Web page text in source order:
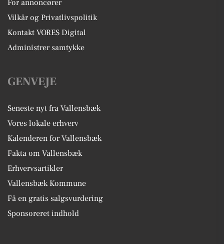
For annoncører
Vilkår og Privatlivspolitik
Kontakt VORES Digital
Administrer samtykke
GENVEJE
Seneste nyt fra Vallensbæk
Vores lokale erhverv
Kalenderen for Vallensbæk
Fakta om Vallensbæk
Erhvervsartikler
Vallensbæk Kommune
Få en gratis salgsvurdering
Sponsoreret indhold